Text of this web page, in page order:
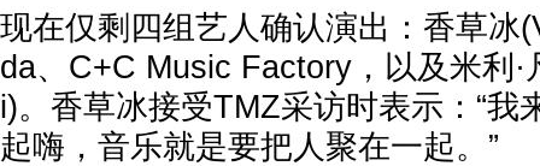
现在仅剩四组艺人确认演出：香草冰
da、C+C Music Factory，以及米利·
i)。香草冰接受TMZ采访时表示：“我
起嗨，音乐就是要把人聚在一起。”